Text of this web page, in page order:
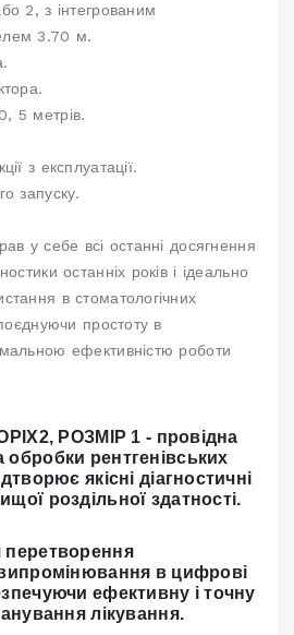
2, з інтегрованим
3.70 м.
5 метрів.
з експлуатації.
запуску.
у себе всі останні досягнення
останніх років і ідеально
в стоматологічних
поєднуючи простоту в
ефективністю роботи
РОЗМІР 1 - провідна
рентгенівських
якісні діагностичні
роздільної здатності.
перетворення
випромінювання в цифрові
ефективну і точну
лікування.